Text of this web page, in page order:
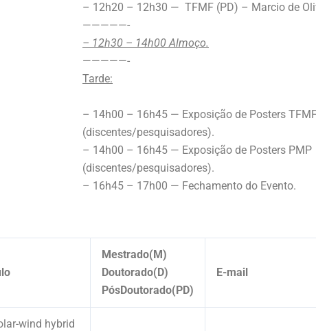
– 12h20 – 12h30 — TFMF (PD) – Marcio de
—————-
– 12h30 – 14h00 Almoço.
—————-
Tarde:
– 14h00 – 16h45 — Exposição de Posters
(discentes/pesquisadores).
– 14h00 – 16h45 — Exposição de Posters PMP
(discentes/pesquisadores).
– 16h45 – 17h00 — Fechamento do Evento.
Mestrado(M)
Doutorado(D)
PósDoutorado(PD)
E-mail
wind hybrid